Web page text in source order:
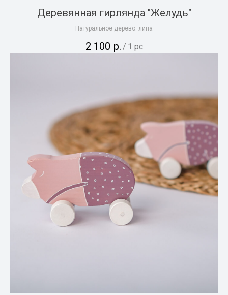
Деревянная гирлянда "Желудь"
Натуральное дерево: липа
2 100 р. / 1 pc